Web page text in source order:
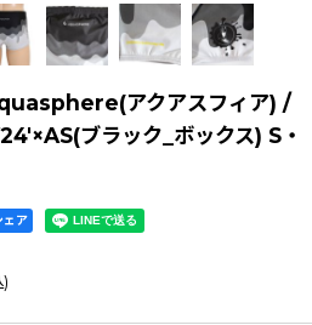
アクアスフィア) /
ブラック_ボックス) S・
ア